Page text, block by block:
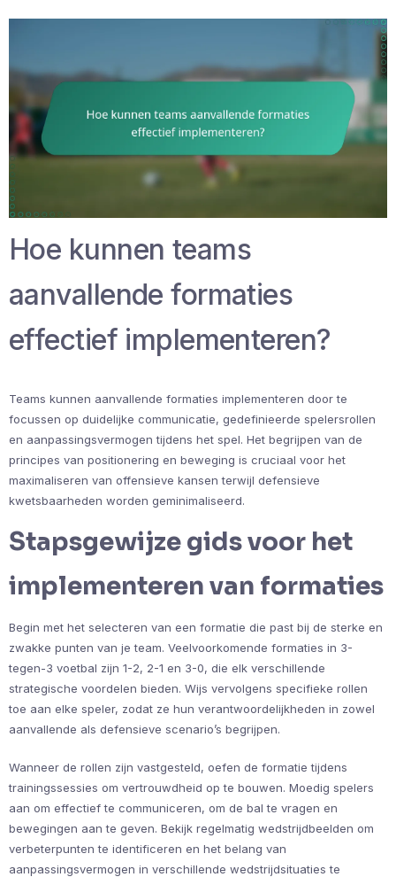
Hoe kunnen teams
aanvallende formaties
effectief implementeren?
Teams kunnen aanvallende formaties implementeren door te
focussen op duidelijke communicatie, gedefinieerde spelersrollen
en aanpassingsvermogen tijdens het spel. Het begrijpen van de
principes van positionering en beweging is cruciaal voor het
maximaliseren van offensieve kansen terwijl defensieve
kwetsbaarheden worden geminimaliseerd.
Stapsgewijze gids voor het
implementeren van formaties
Begin met het selecteren van een formatie die past bij de sterke en
zwakke punten van je team. Veelvoorkomende formaties in 3-
tegen-3 voetbal zijn 1-2, 2-1 en 3-0, die elk verschillende
strategische voordelen bieden. Wijs vervolgens specifieke rollen
toe aan elke speler, zodat ze hun verantwoordelijkheden in zowel
aanvallende als defensieve scenario’s begrijpen.
Wanneer de rollen zijn vastgesteld, oefen de formatie tijdens
trainingssessies om vertrouwdheid op te bouwen. Moedig spelers
aan om effectief te communiceren, om de bal te vragen en
bewegingen aan te geven. Bekijk regelmatig wedstrijdbeelden om
verbeterpunten te identificeren en het belang van
aanpassingsvermogen in verschillende wedstrijdsituaties te